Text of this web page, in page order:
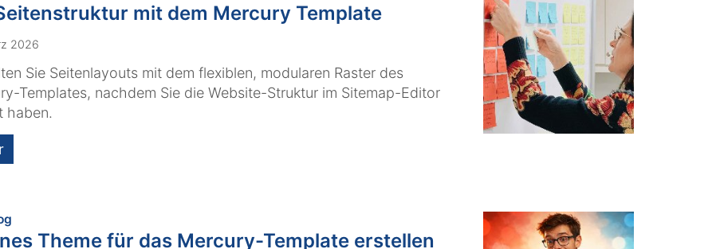
mit dem Mercury Template
2026
Sie Seitenlayouts mit dem flexiblen, modularen Raster des
Templates, nachdem Sie die Website-Struktur im Sitemap-Editor
haben.
:
Theme für das Mercury-Template erstellen